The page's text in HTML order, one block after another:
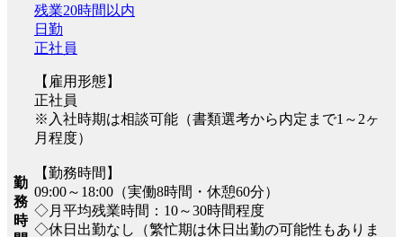
勤
務
時
残業20時間以内
日勤
正社員
【雇用形態】
正社員
※入社時期は相談可能（書類選考から内定まで1～2ヶ
月程度）
【勤務時間】
09:00～18:00（実働8時間・休憩60分）
◇月平均残業時間：10～30時間程度
◇休日出勤なし（繁忙期は休日出勤の可能性もありま